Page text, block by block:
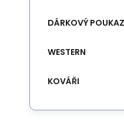
DÁRKOVÝ POUKAZ
WESTERN
KOVÁŘI